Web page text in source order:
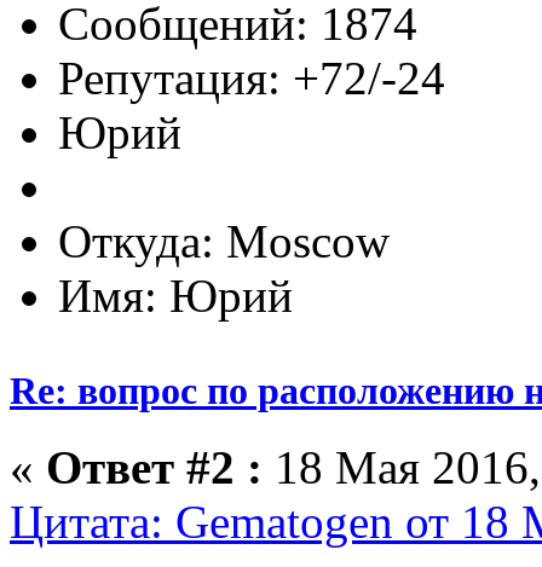
Сообщений: 1874
Репутация: +72/-24
Юрий
Откуда: Moscow
Имя: Юрий
Re: вопрос по расположению
« Ответ #2 : 18 Мая
Цитата: Gematogen от